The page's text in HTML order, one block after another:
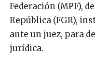
Federación (MPF),
República (FGR),
ante un juez, para
jurídica.